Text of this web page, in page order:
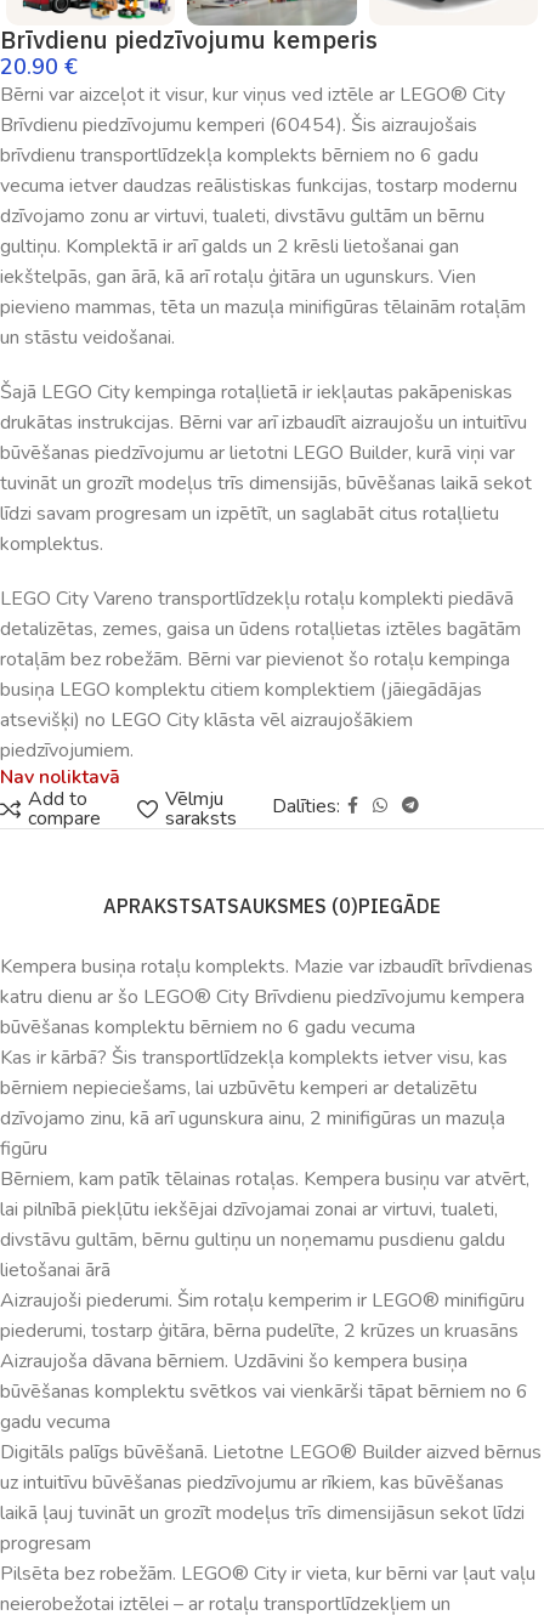
Brīvdienu piedzīvojumu kemperis
20.90 €
Bērni var aizceļot it visur, kur viņus ved iztēle ar LEGO® City
Brīvdienu piedzīvojumu kemperi (60454). Šis aizraujošais
brīvdienu transportlīdzekļa komplekts bērniem no 6 gadu
vecuma ietver daudzas reālistiskas funkcijas, tostarp modernu
dzīvojamo zonu ar virtuvi, tualeti, divstāvu gultām un bērnu
gultiņu. Komplektā ir arī galds un 2 krēsli lietošanai gan
iekštelpās, gan ārā, kā arī rotaļu ģitāra un ugunskurs. Vien
pievieno mammas, tēta un mazuļa minifigūras tēlainām rotaļām
un stāstu veidošanai.
Šajā LEGO City kempinga rotaļlietā ir iekļautas pakāpeniskas
drukātas instrukcijas. Bērni var arī izbaudīt aizraujošu un intuitīvu
būvēšanas piedzīvojumu ar lietotni LEGO Builder, kurā viņi var
tuvināt un grozīt modeļus trīs dimensijās, būvēšanas laikā sekot
līdzi savam progresam un izpētīt, un saglabāt citus rotaļlietu
komplektus.
LEGO City Vareno transportlīdzekļu rotaļu komplekti piedāvā
detalizētas, zemes, gaisa un ūdens rotaļlietas iztēles bagātām
rotaļām bez robežām. Bērni var pievienot šo rotaļu kempinga
busiņa LEGO komplektu citiem komplektiem (jāiegādājas
atsevišķi) no LEGO City klāsta vēl aizraujošākiem
piedzīvojumiem.
Nav noliktavā
Add to
compare
Vēlmju
saraksts Dalīties:
APRAKSTSATSAUKSMES (0)PIEGĀDE
Kempera busiņa rotaļu komplekts. Mazie var izbaudīt brīvdienas
katru dienu ar šo LEGO® City Brīvdienu piedzīvojumu kempera
būvēšanas komplektu bērniem no 6 gadu vecuma
Kas ir kārbā? Šis transportlīdzekļa komplekts ietver visu, kas
bērniem nepieciešams, lai uzbūvētu kemperi ar detalizētu
dzīvojamo zinu, kā arī ugunskura ainu, 2 minifigūras un mazuļa
figūru
Bērniem, kam patīk tēlainas rotaļas. Kempera busiņu var atvērt,
lai pilnībā piekļūtu iekšējai dzīvojamai zonai ar virtuvi, tualeti,
divstāvu gultām, bērnu gultiņu un noņemamu pusdienu galdu
lietošanai ārā
Aizraujoši piederumi. Šim rotaļu kemperim ir LEGO® minifigūru
piederumi, tostarp ģitāra, bērna pudelīte, 2 krūzes un kruasāns
Aizraujoša dāvana bērniem. Uzdāvini šo kempera busiņa
būvēšanas komplektu svētkos vai vienkārši tāpat bērniem no 6
gadu vecuma
Digitāls palīgs būvēšanā. Lietotne LEGO® Builder aizved bērnus
uz intuitīvu būvēšanas piedzīvojumu ar rīkiem, kas būvēšanas
laikā ļauj tuvināt un grozīt modeļus trīs dimensijāsun sekot līdzi
progresam
Pilsēta bez robežām. LEGO® City ir vieta, kur bērni var ļaut vaļu
neierobežotai iztēlei – ar rotaļu transportlīdzekļiem un